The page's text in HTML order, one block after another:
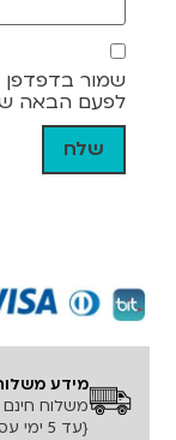
שמור בדפדפן
לפעם הבאה
רכישה
מידע
משלוח חינם
{עד 5 ימי עסקים, למעט אזורים חריגים}